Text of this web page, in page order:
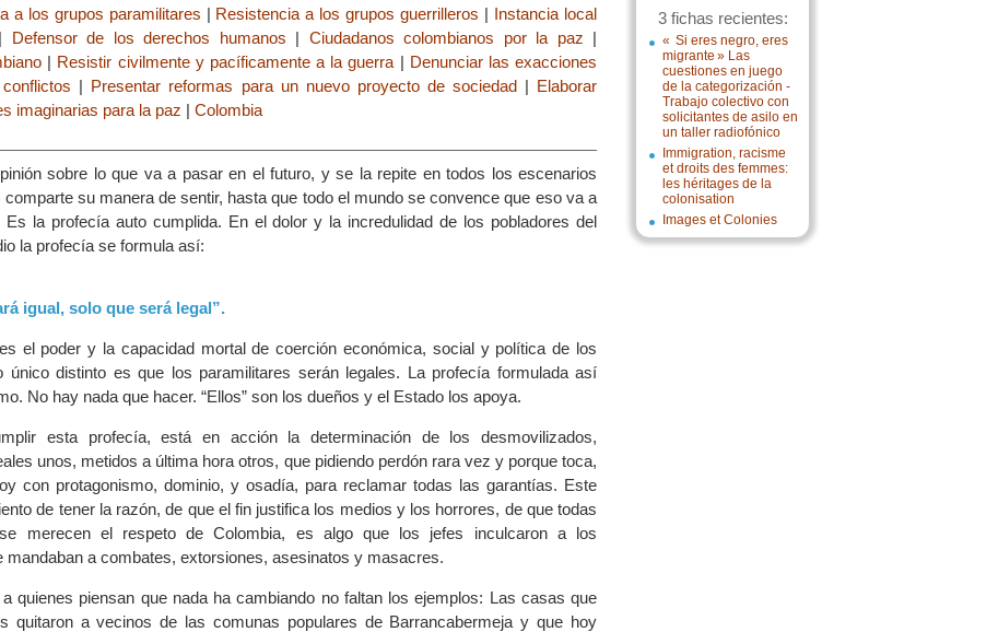
3 fichas recientes:
« Si eres negro, eres
migrante » Las
cuestiones en juego
de la categorización -
Trabajo colectivo con
solicitantes de asilo en
un taller radiofónico
Immigration, racisme
et droits des femmes:
les héritages de la
colonisation
Images et Colonies
a los grupos paramilitares | Resistencia a los grupos guerrilleros | Instancia local
Defensor de los derechos humanos | Ciudadanos colombianos por la paz |
| Resistir civilmente y pacíficamente a la guerra | Denunciar las exacciones
| Presentar reformas para un nuevo proyecto de sociedad| Elaborar
imaginarias para la paz | Colombia
sobre lo que va a pasar en el futuro, y se la repite en todos los escenarios
comparte su manera de sentir, hasta que todo el mundo se convence que eso va a
la profecía auto cumplida. En el dolor y la incredulidad de los pobladores del
la profecía se formula así:
igual, solo que será legal”.
el poder y la capacidad mortal de coerción económica, social y política de los
único distinto es que los paramilitares serán legales. La profecía formulada así
No hay nada que hacer. “Ellos” son los dueños y el Estado los apoya.
esta profecía, está en acción la determinación de los desmovilizados,
unos, metidos a última hora otros, que pidiendo perdón rara vez y porque toca,
con protagonismo, dominio, y osadía, para reclamar todas las garantías. Este
de tener la razón, de que el fin justifica los medios y los horrores, de que todas
merecen el respeto de Colombia, es algo que los jefes inculcaron a los
mandaban a combates, extorsiones, asesinatos y masacres.
quienes piensan que nada ha cambiando no faltan los ejemplos: Las casas que
quitaron a vecinos de las comunas populares de Barrancabermeja y que hoy